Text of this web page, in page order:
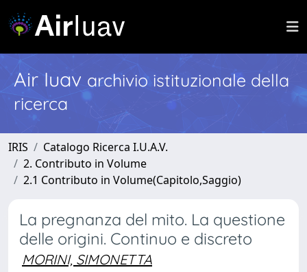
Air Iuav archivio istituzionale della
ricerca
IRIS
Catalogo Ricerca I.U.A.V.
2. Contributo in Volume
2.1 Contributo in Volume(Capitolo,Saggio)
La pregnanza del mito. La questione
delle origini. Continuo e discreto
MORINI, SIMONETTA